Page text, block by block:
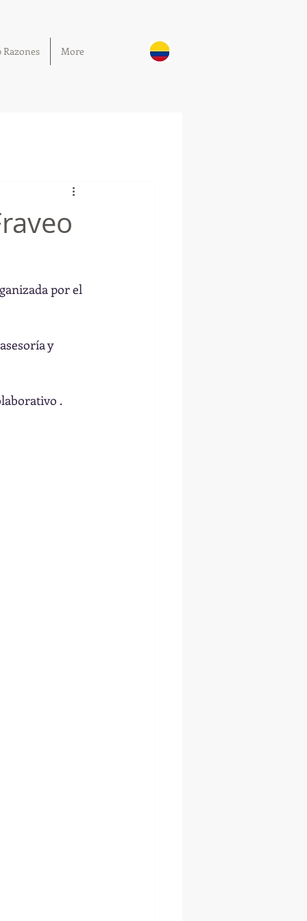
Razones More
por el
y
.